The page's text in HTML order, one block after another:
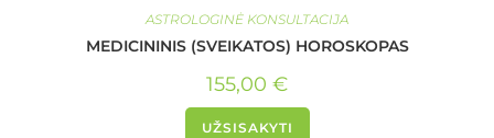
ASTROLOGINĖ KONSULTACIJA
MEDICININIS (SVEIKATOS) HOROSKOPAS
155,00 €
UŽSISAKYTI